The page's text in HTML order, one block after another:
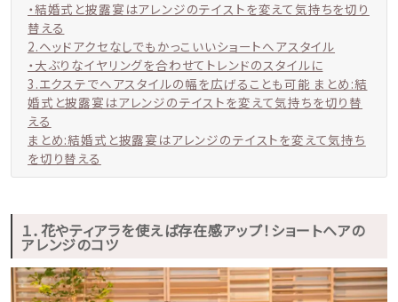
・結婚式と披露宴はアレンジのテイストを変えて気持ちを切り
替える
2.ヘッドアクセなしでもかっこいいショートへアスタイル
・大ぶりなイヤリングを合わせてトレンドのスタイルに
3.エクステでヘアスタイルの幅を広げることも可能 まとめ:結
婚式と披露宴はアレンジのテイストを変えて気持ちを切り替
える
まとめ:結婚式と披露宴はアレンジのテイストを変えて気持ち
を切り替える
１．花やティアラを使えば存在感アップ！ショートヘアの
アレンジのコツ